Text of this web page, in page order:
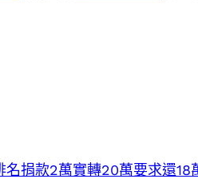
捐款2萬實轉20萬要求還18